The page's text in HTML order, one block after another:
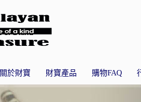
關於財寶 財寶產品 購物FAQ